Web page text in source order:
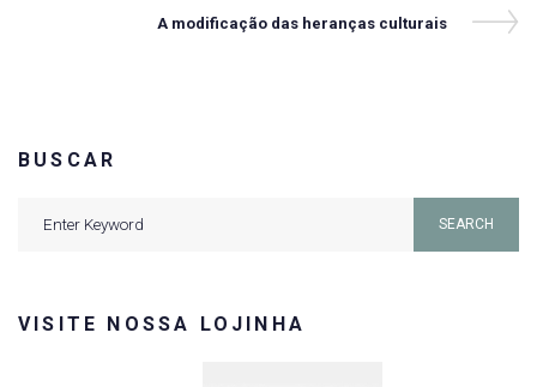
Next
A modificação das heranças culturais
BUSCAR
SEARCH
VISITE NOSSA LOJINHA